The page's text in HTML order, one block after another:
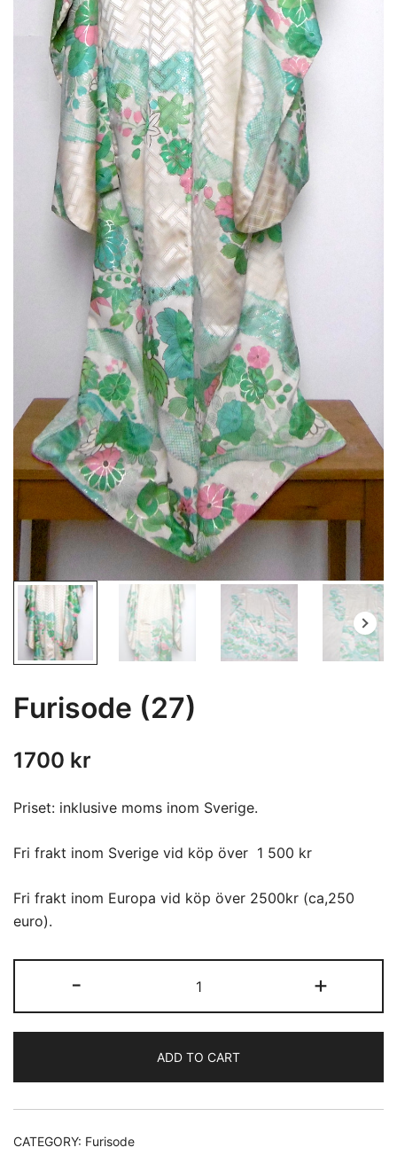
Furisode (27)
1700 kr
Priset: inklusive moms inom Sverige.
Fri frakt inom Sverige vid köp över 1 500 kr
Fri frakt inom Europa vid köp över 2500kr (ca,250
euro).
-
(27)
quantity
+
ADD TO CART
CATEGORY: Furisode